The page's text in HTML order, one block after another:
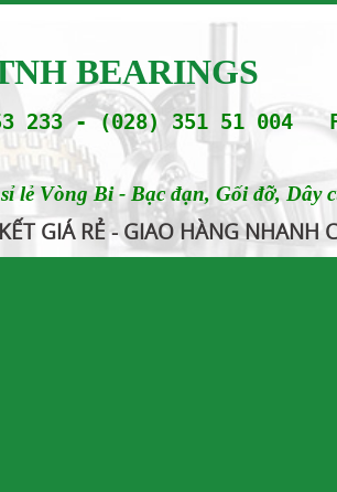
BEARINGS
233 - (028) 351 51 004
lẻ Vòng Bi - Bạc đạn, Gối đỡ, Dây
GIÁ RẺ - GIAO HÀNG NHANH